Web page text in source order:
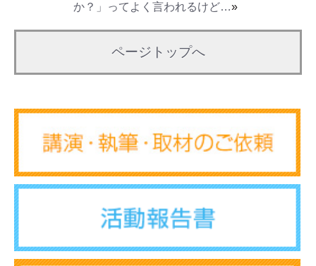
か？」ってよく言われるけど…»
ページトップへ